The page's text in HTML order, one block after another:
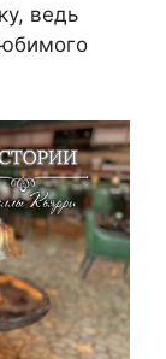
ведь